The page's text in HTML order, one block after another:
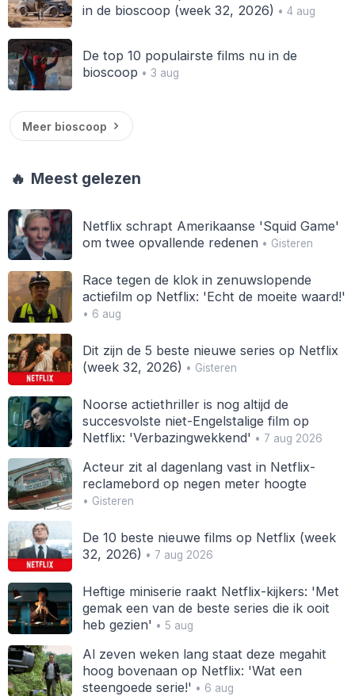
in de bioscoop (week 32, 2026) • 4 aug
De top 10 populairste films nu in de
bioscoop • 3 aug
Meer bioscoop
🔥 Meest gelezen
Netflix schrapt Amerikaanse 'Squid Game'
om twee opvallende redenen• Gisteren
Race tegen de klok in zenuwslopende
actiefilm op Netflix: 'Echt de moeite waard!'
• 6 aug
Dit zijn de 5 beste nieuwe series op Netflix
(week 32, 2026) • Gisteren
Noorse actiethriller is nog altijd de
succesvolste niet-Engelstalige film op
Netflix: 'Verbazingwekkend' • 7 aug 2026
Acteur zit al dagenlang vast in Netflix-
reclamebord op negen meter hoogte
• Gisteren
De 10 beste nieuwe films op Netflix (week
32, 2026) • 7 aug 2026
Heftige miniserie raakt Netflix-kijkers: 'Met
gemak een van de beste series die ik ooit
heb gezien' • 5 aug
Al zeven weken lang staat deze megahit
hoog bovenaan op Netflix: 'Wat een
steengoede serie!' • 6 aug